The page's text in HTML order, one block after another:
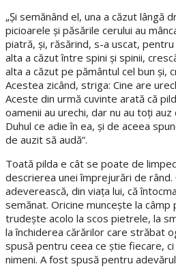
„Şi semănând el, una a căzut lângă
picioarele şi păsările cerului au
piatră, şi, răsărind, s-a uscat, pentru
alta a căzut între spini şi spinii,
alta a căzut pe pământul cel bun şi,
Acestea zicând, striga: Cine are
Aceste din urmă cuvinte arată că
oamenii au urechi, dar nu au toţi auz
Duhul ce adie în ea, şi de aceea
de auzit să audă”.
Toată pilda e cât se poate de
descrierea unei împrejurări de
adeverească, din viaţa lui, că
semănat. Oricine munceşte la
trudeşte acolo la scos pietrele, la
la închiderea cărărilor care străbat
spusă pentru ceea ce ştie fiecare,
nimeni. A fost spusă pentru